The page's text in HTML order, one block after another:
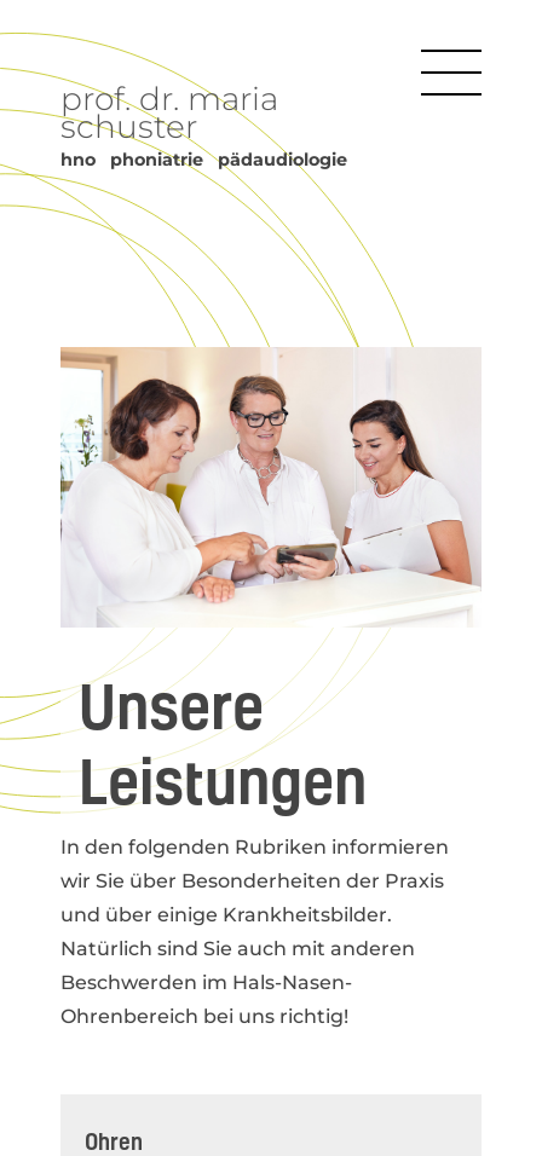
prof. dr. maria
schuster
hno phoniatrie pädaudiologie
Unsere
Leistungen
In den folgenden Rubriken informieren
wir Sie über Besonderheiten der Praxis
und über einige Krankheitsbilder.
Natürlich sind Sie auch mit anderen
Beschwerden im Hals-Nasen-
Ohrenbereich bei uns richtig!
Ohren